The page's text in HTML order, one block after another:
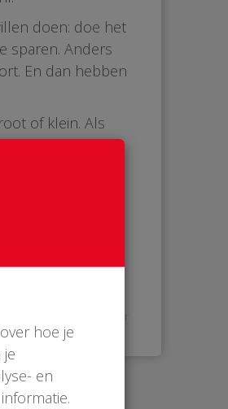
doen: doe het
sparen. Anders
En dan hebben
of klein. Als
hoe je
en